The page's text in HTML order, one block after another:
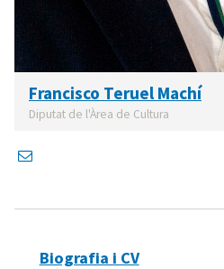
Francisco Teruel Machí
Diputat de l'Àrea de Cultura
Biografia i CV